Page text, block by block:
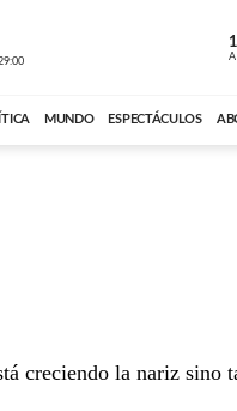
MUNDO ESPECTÁCULOS
creciendo la nariz sino